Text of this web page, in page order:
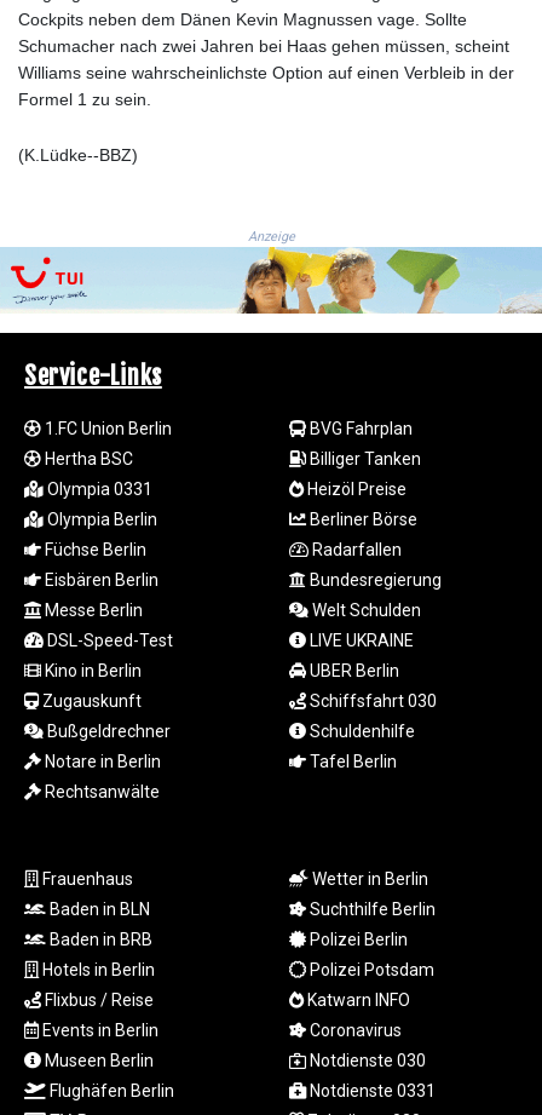
JMD 182.616705
JOD 0.817025
JPY 182.571559
KRW
1640.978088
KWD 0.356833
LBP
103192.042878
LKR 386.984902
LRD 209.293797
LSL 18.829049
LVL 0.697039
LYD 7.340541
MAD 10.750759
MDL 20.045426
MGA
4953.209598
MKD 61.530604
MOP 9.308979
MRU 46.227284
MUR 54.091068
MVR 17.814877
MWK
2000.462131
MYR 4.717706
MZN 73.617371
Cockpits neben dem Dänen Kevin Magnussen vage. Sollte
Schumacher nach zwei Jahren bei Haas gehen müssen, scheint
Williams seine wahrscheinlichste Option auf einen Verbleib in der
Formel 1 zu sein.
(K.Lüdke--BBZ)
Anzeige
Service-Links
1.FC Union Berlin
Hertha BSC
Olympia 0331
Olympia Berlin
Füchse Berlin
Eisbären Berlin
Messe Berlin
DSL-Speed-Test
Kino in Berlin
Zugauskunft
Bußgeldrechner
Notare in Berlin
Rechtsanwälte
BVG Fahrplan
Billiger Tanken
Heizöl Preise
Berliner Börse
Radarfallen
Bundesregierung
Welt Schulden
LIVE UKRAINE
UBER Berlin
Schiffsfahrt 030
Schuldenhilfe
Tafel Berlin
Frauenhaus
Baden in BLN
Baden in BRB
Hotels in Berlin
Flixbus / Reise
Events in Berlin
Museen Berlin
Flughäfen Berlin
Wetter in Berlin
Suchthilfe Berlin
Polizei Berlin
Polizei Potsdam
Katwarn INFO
Coronavirus
Notdienste 030
Notdienste 0331